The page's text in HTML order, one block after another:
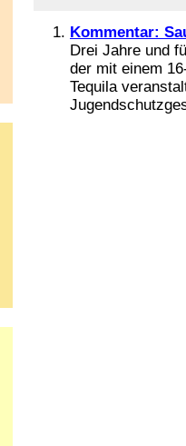
Kommentar:
Drei Jahre und
der mit einem
Tequila